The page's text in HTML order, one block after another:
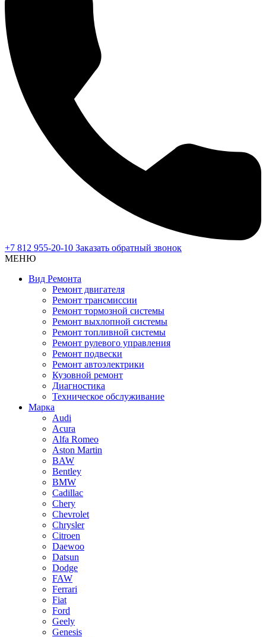
+7 812 955-20-10 Заказать обратный звонок
МЕНЮ
Вид Ремонта
Ремонт двигателя
Ремонт трансмиссии
Ремонт тормозной системы
Ремонт выхлопной системы
Ремонт топливной системы
Ремонт рулевого управления
Ремонт подвески
Ремонт автоэлектрики
Кузовной ремонт
Диагностика
Техническое обслуживание
Марка
Audi
Acura
Alfa Romeo
Aston Martin
BAW
Bentley
BMW
Cadillac
Chery
Chevrolet
Chrysler
Citroen
Daewoo
Datsun
Dodge
FAW
Ferrari
Fiat
Ford
Geely
Genesis